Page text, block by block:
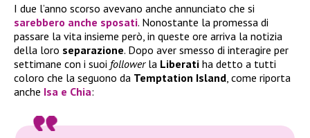
I due l’anno scorso avevano anche annunciato che si
sarebbero anche sposati. Nonostante la promessa di
passare la vita insieme però, in queste ore arriva la notizia
della loro separazione. Dopo aver smesso di interagire per
settimane con i suoi follower la Liberati ha detto a tutti
coloro che la seguono da Temptation Island , come riporta
anche Isa e Chia: